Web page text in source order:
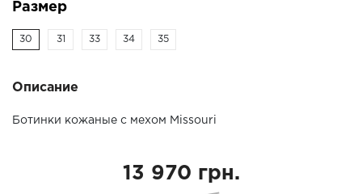
Размер
30 31 33 34 35
Описание
Ботинки кожаные с мехом Missouri
13 970 грн.